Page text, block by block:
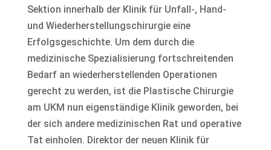
Sektion innerhalb der Klinik für Unfall-, Hand-
und Wiederherstellungschirurgie eine
Erfolgsgeschichte. Um dem durch die
medizinische Spezialisierung fortschreitenden
Bedarf an wiederherstellenden Operationen
gerecht zu werden, ist die Plastische Chirurgie
am UKM nun eigenständige Klinik geworden, bei
der sich andere medizinischen Rat und operative
Tat einholen. Direktor der neuen Klinik für